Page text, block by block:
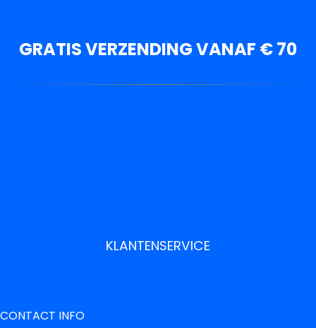
GRATIS VERZENDING VANAF € 70
KLANTENSERVICE
CONTACT INFO